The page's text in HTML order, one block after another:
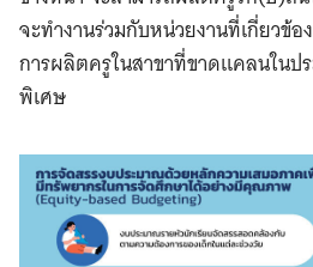
จะทำงานร่วมกับหน่วยงานที่เกี่ยวข้
การผลิตครูในสาขาที่ขาดแคลนในป
พิเศษ